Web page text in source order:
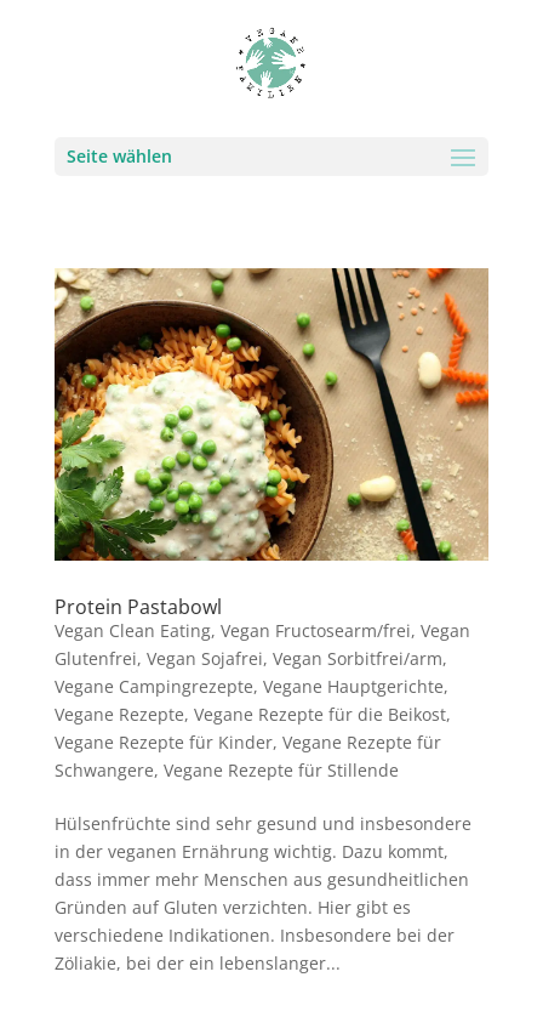
Seite wählen
Protein Pastabowl
Vegan Clean Eating, Vegan Fructosearm/frei, Vegan
Glutenfrei, Vegan Sojafrei, Vegan Sorbitfrei/arm,
Vegane Campingrezepte, Vegane Hauptgerichte,
Vegane Rezepte, Vegane Rezepte für die Beikost,
Vegane Rezepte für Kinder, Vegane Rezepte für
Schwangere, Vegane Rezepte für Stillende
Hülsenfrüchte sind sehr gesund und insbesondere
in der veganen Ernährung wichtig. Dazu kommt,
dass immer mehr Menschen aus gesundheitlichen
Gründen auf Gluten verzichten. Hier gibt es
verschiedene Indikationen. Insbesondere bei der
Zöliakie, bei der ein lebenslanger...